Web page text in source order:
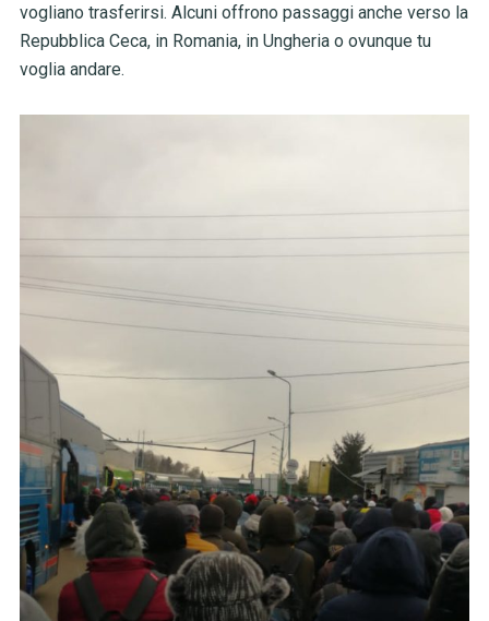
vogliano trasferirsi. Alcuni offrono passaggi anche verso la
Repubblica Ceca, in Romania, in Ungheria o ovunque tu
voglia andare.